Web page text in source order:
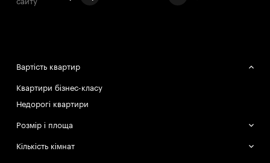
сайту
Вартість квартир
Квартири бізнес-класу
Недорогі квартири
Розмір і площа
Великі квартири
Кількість кімнат